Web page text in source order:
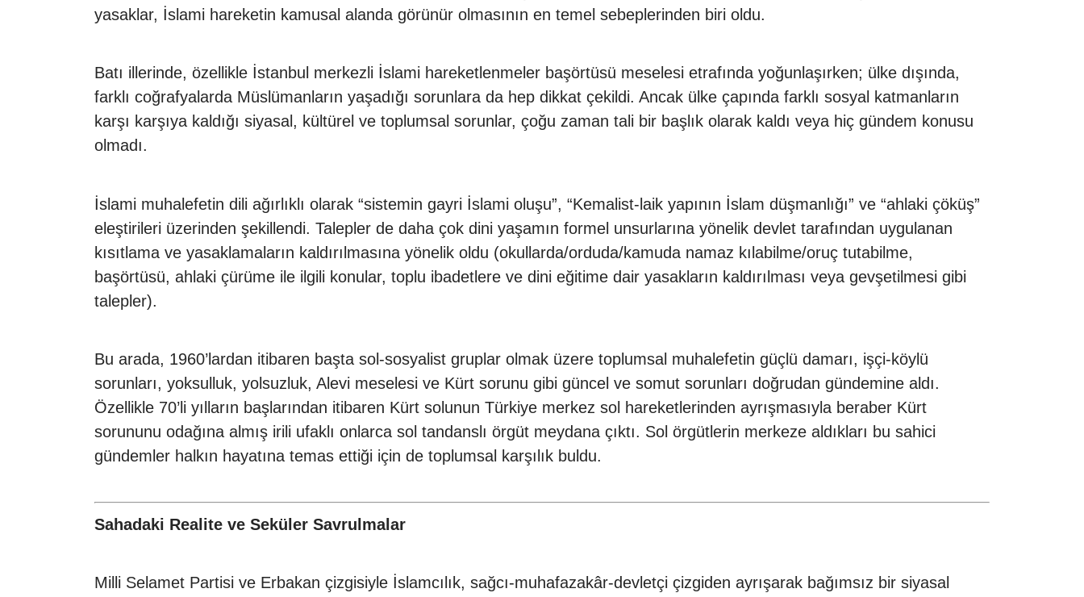
yasaklar, İslami hareketin kamusal alanda görünür olmasının en temel sebeplerinden biri oldu.
Batı illerinde, özellikle İstanbul merkezli İslami hareketlenmeler başörtüsü meselesi etrafında yoğunlaşırken; ülke dışında,
farklı coğrafyalarda Müslümanların yaşadığı sorunlara da hep dikkat çekildi. Ancak ülke çapında farklı sosyal katmanların
karşı karşıya kaldığı siyasal, kültürel ve toplumsal sorunlar, çoğu zaman tali bir başlık olarak kaldı veya hiç gündem konusu
olmadı.
İslami muhalefetin dili ağırlıklı olarak “sistemin gayri İslami oluşu”, “Kemalist-laik yapının İslam düşmanlığı” ve “ahlaki çöküş”
eleştirileri üzerinden şekillendi. Talepler de daha çok dini yaşamın formel unsurlarına yönelik devlet tarafından uygulanan
kısıtlama ve yasaklamaların kaldırılmasına yönelik oldu (okullarda/orduda/kamuda namaz kılabilme/oruç tutabilme,
başörtüsü, ahlaki çürüme ile ilgili konular, toplu ibadetlere ve dini eğitime dair yasakların kaldırılması veya gevşetilmesi gibi
talepler).
Bu arada, 1960’lardan itibaren başta sol-sosyalist gruplar olmak üzere toplumsal muhalefetin güçlü damarı, işçi-köylü
sorunları, yoksulluk, yolsuzluk, Alevi meselesi ve Kürt sorunu gibi güncel ve somut sorunları doğrudan gündemine aldı.
Özellikle 70’li yılların başlarından itibaren Kürt solunun Türkiye merkez sol hareketlerinden ayrışmasıyla beraber Kürt
sorununu odağına almış irili ufaklı onlarca sol tandanslı örgüt meydana çıktı. Sol örgütlerin merkeze aldıkları bu sahici
gündemler halkın hayatına temas ettiği için de toplumsal karşılık buldu.
Sahadaki Realite ve Seküler Savrulmalar
Milli Selamet Partisi ve Erbakan çizgisiyle İslamcılık, sağcı-muhafazakâr-devletçi çizgiden ayrışarak bağımsız bir siyasal